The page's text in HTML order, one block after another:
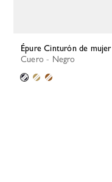
Épure Cinturón de mujer
Cuero - Negro